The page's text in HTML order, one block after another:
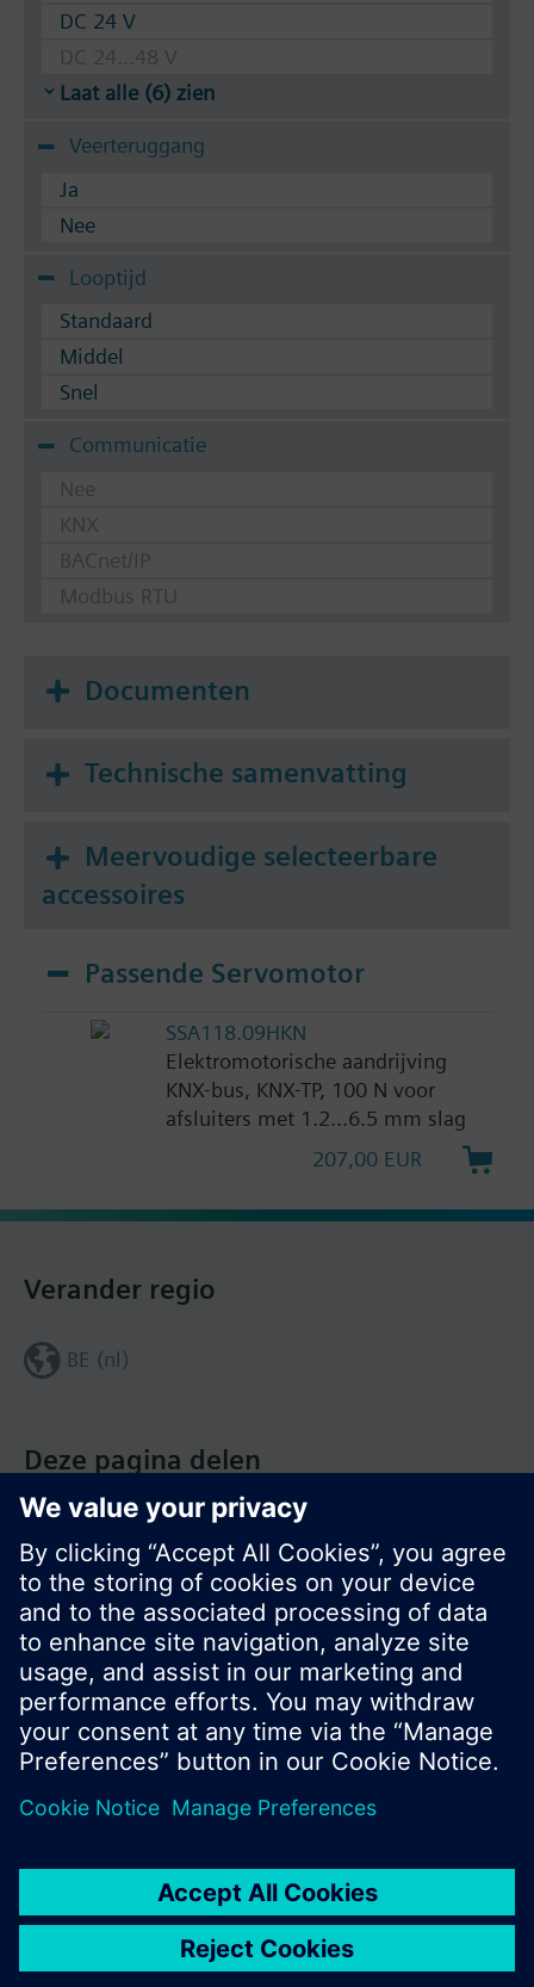
DC 24 V
DC 24...48 V
Laat alle (6) zien
Veerteruggang
Ja
Nee
Looptijd
Standaard
Middel
Snel
Communicatie
Nee
KNX
BACnet/IP
Modbus RTU
Documenten
Technische samenvatting
Meervoudige selecteerbare
accessoires
Passende Servomotor
SSA118.09HKN
Elektromotorische aandrijving
KNX-bus, KNX-TP, 100 N voor
afsluiters met 1.2...6.5 mm slag
207,00 EUR
Deze pagina delen
Verander regio
BE (nl)
© Siemens Nederland N.V. 2017
Productportfolio en prijzen kunnen variëren per
Bescherming persoonsgegevens
Gebruikershandleiding